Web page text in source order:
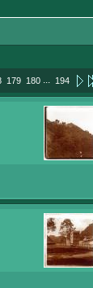
179 180 ... 194